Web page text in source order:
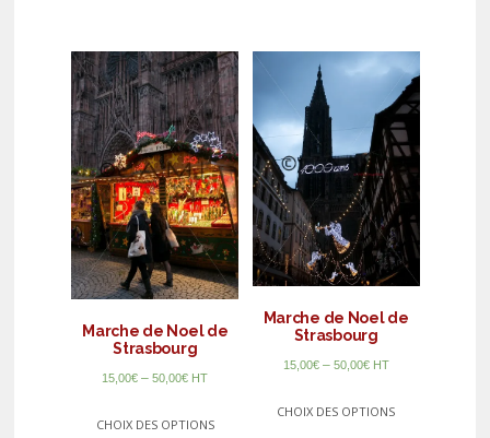
Marche de Noel de
Strasbourg
15,00€ –50,00€ HT
CHOIX DES OPTIONS
Marche de Noel de
Strasbourg
15,00€– 50,00€ HT
CHOIX DES OPTIONS